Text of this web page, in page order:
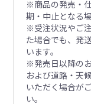
※商品の発売・
期・中止となる
※受注状況やご
た場合でも、発
います。
※発売日以降の
および道路・天
いただく場合が
い。